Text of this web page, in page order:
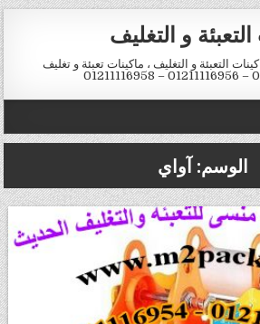
و التغليف
التعبئة و التغليف ، ماكينات تعبئة و تغليف
الوسم:آواي